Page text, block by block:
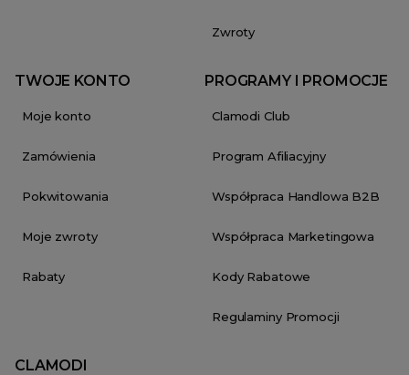
Zwroty
TWOJE KONTO
Moje konto
Zamówienia
Pokwitowania
Moje zwroty
Rabaty
PROGRAMY I PROMOCJE
Clamodi Club
Program Afiliacyjny
Współpraca Handlowa B2B
Współpraca Marketingowa
Kody Rabatowe
Regulaminy Promocji
CLAMODI